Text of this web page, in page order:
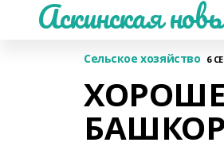
Аскинская новь
Сельское хозяйство 6